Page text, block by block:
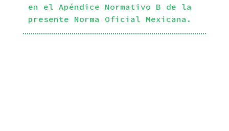
en el Apéndice Normativo B de la
presente Norma Oficial Mexicana.